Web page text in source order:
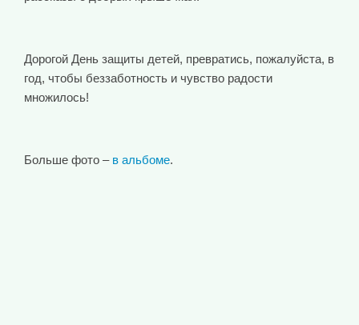
Дорогой День защиты детей, превратись, пожалуйста, в
год, чтобы беззаботность и чувство радости
множилось!
Больше фото – в альбоме.